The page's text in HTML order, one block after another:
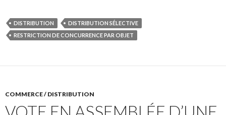
DISTRIBUTION
DISTRIBUTION SÉLECTIVE
RESTRICTION DE CONCURRENCE PAR OBJET
COMMERCE / DISTRIBUTION